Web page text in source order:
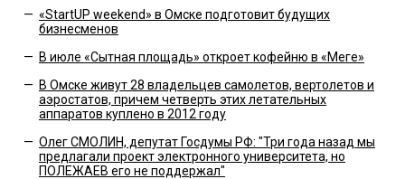
— «StartUP weekend» в Омске подготовит будущих
бизнесменов
— В июле «Сытная площадь» откроет кофейню в «Меге»
— В Омске живут 28 владельцев самолетов, вертолетов и
аэростатов, причем четверть этих летательных
аппаратов куплено в 2012 году
— Олег СМОЛИН, депутат Госдумы РФ: "Три года назад мы
предлагали проект электронного университета, но
ПОЛЕЖАЕВ его не поддержал"